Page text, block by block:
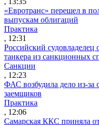
«Евротранс» перешел в
выпускам облигаций
Практика
, 12:31
Российский
танкера из санкционных
Санкции
, 12:23
ФАС возбудила дело из-за
заемщиков
Практика
, 12:06
Самарская ККС приняла